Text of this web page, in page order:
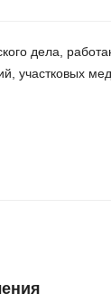
дела,
участковых